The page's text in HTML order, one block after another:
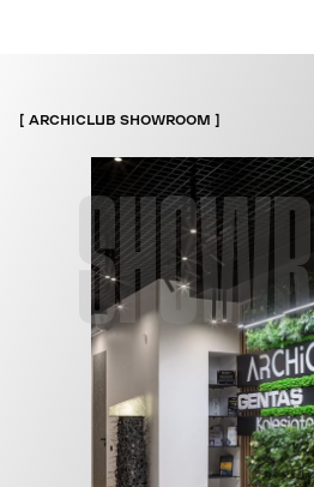
ARCHICLUB SHOWROOM